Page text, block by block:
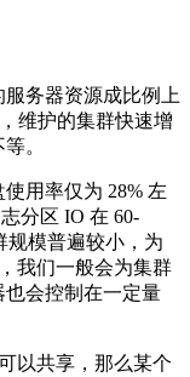
务器资源成比例上
维护的集群快速增
。
用率仅为 28% 左
分区 IO 在 60-
规模普遍较小，为
我们一般会为集群
会控制在一定量
以共享，那么某个